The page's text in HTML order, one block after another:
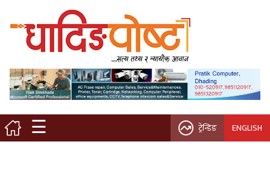
☰
मुख्य पृष्ठ
स्थानीय समाचार
विचार / ब्लग
नगर/गाउँ पालिका
ट्रेन्डिङ ENGLISH